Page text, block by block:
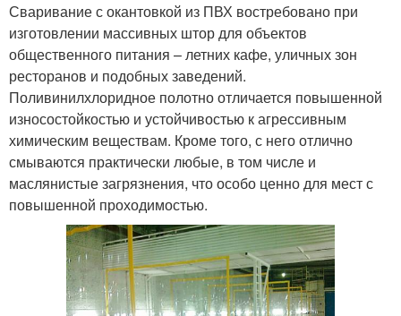
Сваривание с окантовкой из ПВХ востребовано при
изготовлении массивных штор для объектов
общественного питания – летних кафе, уличных зон
ресторанов и подобных заведений.
Поливинилхлоридное полотно отличается повышенной
износостойкостью и устойчивостью к агрессивным
химическим веществам. Кроме того, с него отлично
смываются практически любые, в том числе и
маслянистые загрязнения, что особо ценно для мест с
повышенной проходимостью.